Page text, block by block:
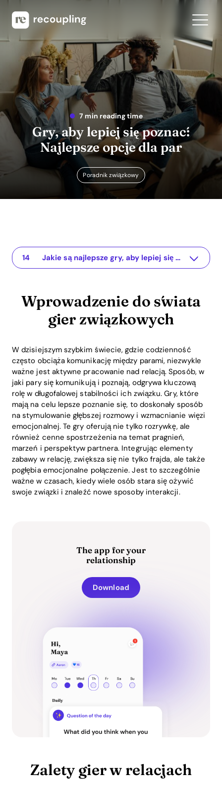
7 min reading time
Gry, aby lepiej się poznać:
Najlepsze opcje dla par
Poradnik związkowy
Wprowadzenie do świata gier związkowych
The app for your relationship
Zalety gier w relacjach
Rekomendowane gry, aby się lepiej poznać
1. 20 Pytań
2. Karty gier związkowych
3. Aplikacje dla par
Praktyczne ćwiczenia i aktywności
1. Codzienne rozmowy
2. Śledzenie nastroju
3. Role-play
Korzyści ROI z korzystania z gier związkowych
Najczęściej zadawane pytania (FAQ)
Jakie są najlepsze gry, aby lepiej się poznać?
Wprowadzenie do świata
gier związkowych
W dzisiejszym szybkim świecie, gdzie codzienność
często obciąża komunikację między parami, niezwykle
ważne jest aktywne pracowanie nad relacją. Sposób, w
jaki pary się komunikują i poznają, odgrywa kluczową
rolę w długofalowej stabilności ich związku. Gry, które
mają na celu lepsze poznanie się, to doskonały sposób
na stymulowanie głębszej rozmowy i wzmacnianie więzi
emocjonalnej. Te gry oferują nie tylko rozrywkę, ale
również cenne spostrzeżenia na temat pragnień,
marzeń i perspektyw partnera. Integrując elementy
zabawy w relację, zwiększa się nie tylko frajda, ale także
pogłębia emocjonalne połączenie. Jest to szczególnie
ważne w czasach, kiedy wiele osób stara się ożywić
swoje związki i znaleźć nowe sposoby interakcji.
The app for your
relationship
Download
Zalety gier w relacjach